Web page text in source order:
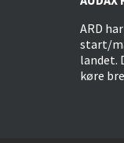
ARD
start/
landet.
køre